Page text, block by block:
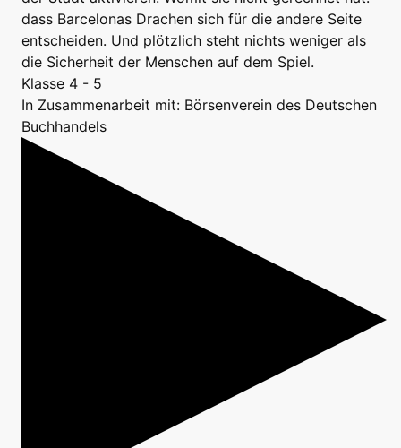
dass Barcelonas Drachen sich für die andere Seite
entscheiden. Und plötzlich steht nichts weniger als
die Sicherheit der Menschen auf dem Spiel.
Klasse 4 - 5
In Zusammenarbeit mit: Börsenverein des Deutschen
Buchhandels